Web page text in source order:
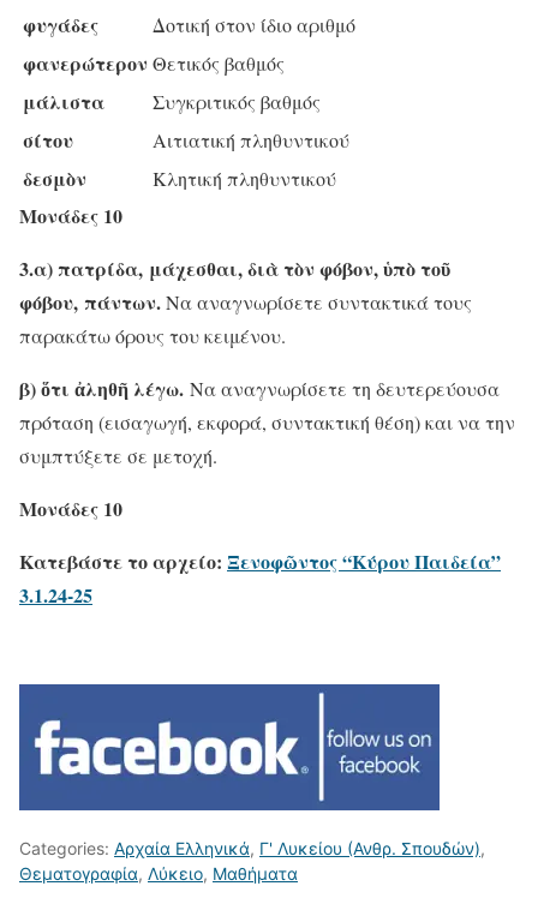
φυγάδες Δοτική στον ίδιο αριθμό
φανερώτερον Θετικός βαθμός
μάλιστα Συγκριτικός βαθμός
σίτου Αιτιατική πληθυντικού
δεσμὸν Κλητική πληθυντικού
Μονάδες 10
3.α) πατρίδα, μάχεσθαι, διὰ τὸν φόβον, ὑπὸ τοῦ
φόβου, πάντων.Να αναγνωρίσετε συντακτικά τους
παρακάτω όρους του κειμένου.
β) ὅτι ἀληθῆ λέγω. Να αναγνωρίσετε τη δευτερεύουσα
πρόταση (εισαγωγή, εκφορά, συντακτική θέση) και να την
συμπτύξετε σε μετοχή.
Μονάδες 10
Κατεβάστε το αρχείο: Ξενοφῶντος “Κύρου Παιδεία”
3.1.24-25
Categories: Αρχαία Ελληνικά, Γ' Λυκείου (Ανθρ. Σπουδών),
Θεματογραφία, Λύκειο, Μαθήματα